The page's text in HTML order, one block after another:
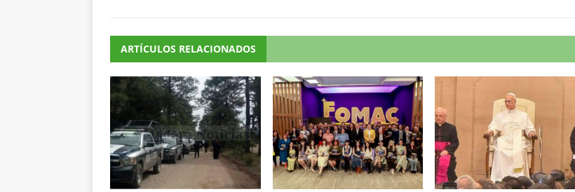
ARTÍCULOS RELACIONADOS